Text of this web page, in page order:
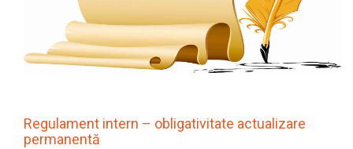
Regulament intern – obligativitate actualizare
permanentă